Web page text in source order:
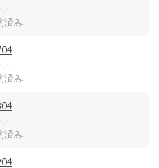
済み
済み
済み